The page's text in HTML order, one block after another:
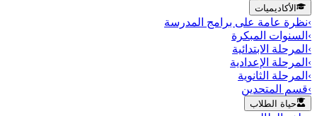
الأكاديميات
›نظرة عامة على برامج المدرسة
› السنوات المبكرة
› المرحلة الابتدائية
› المرحلة الإعدادية
› المرحلة الثانوية
›قسم المتحدين
حياة الطلاب